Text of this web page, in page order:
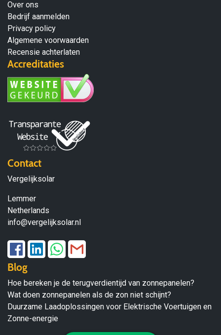
Over ons
Bedrijf aanmelden
Privacy policy
Algemene voorwaarden
Recensie achterlaten
Accreditaties
Contact
Vergelijksolar
Lemmer
Netherlands
info@vergelijksolar.nl
Blog
Hoe bereken je de terugverdientijd van zonnepanelen?
Wat doen zonnepanelen als de zon niet schijnt?
Duurzame Laadoplossingen voor Elektrische Voertuigen en
Zonne-energie